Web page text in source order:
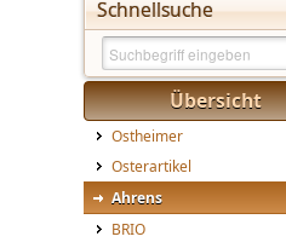
Schnellsuche
Übersicht
Ostheimer
Osterartikel
Ahrens
BRIO